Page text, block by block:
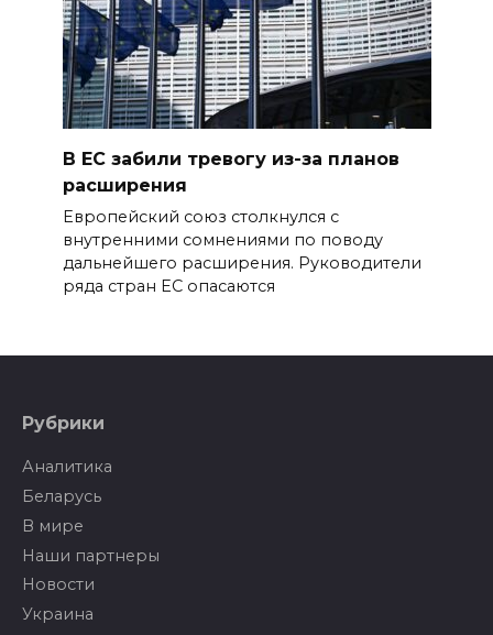
В ЕС забили тревогу из-за планов
расширения
Европейский союз столкнулся с
внутренними сомнениями по поводу
дальнейшего расширения. Руководители
ряда стран ЕС опасаются
Рубрики
Аналитика
Беларусь
В мире
Наши партнеры
Новости
Украина